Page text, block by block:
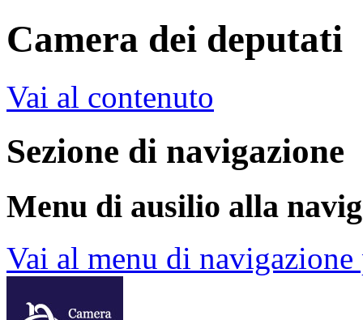
Camera dei deputati
Vai al contenuto
Sezione di navigazione
Menu di ausilio alla
Vai al menu di